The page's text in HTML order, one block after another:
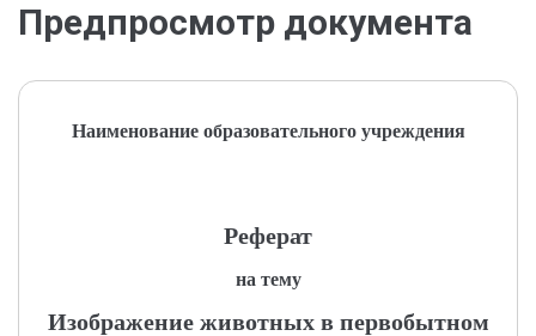
Предпросмотр документа
Наименование образовательного учреждения
Реферат
на тему
Изображение животных в первобытном